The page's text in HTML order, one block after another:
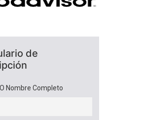
de
Nombre Completo